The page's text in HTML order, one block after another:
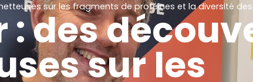
sur les fragments de protéines et la diversité
: des
sur les